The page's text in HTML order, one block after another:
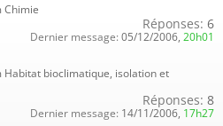
Chimie
Réponses: 6
Dernier message: 05/12/2006, 20h01
bioclimatique, isolation et
Réponses: 8
Dernier message: 14/11/2006, 17h27